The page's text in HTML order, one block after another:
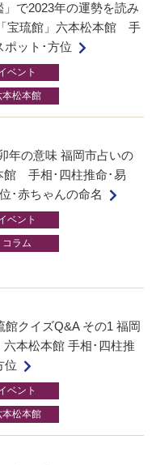
で2023年の運勢を読み
宝琉館」六本松本館 手
ポット･方位
ベント
本松本館
年の意味 福岡市占いの
館 手相･四柱推命･易
･赤ちゃんの命名
ベント
コラム
館クイズQ&A その1 福岡
本松本館 手相･四柱推
位
ベント
本松本館